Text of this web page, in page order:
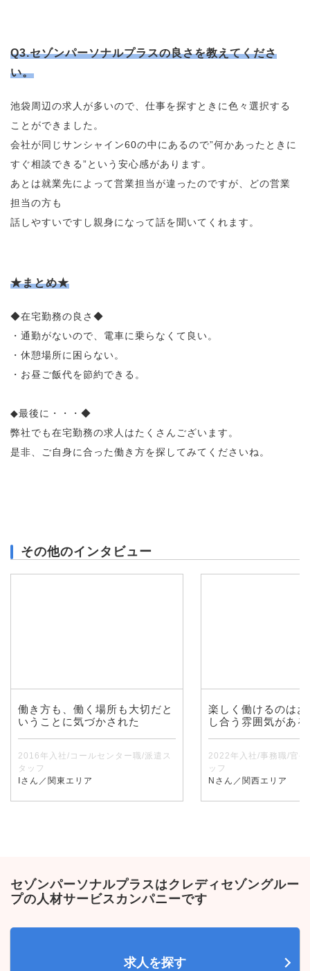
Q3.セゾンパーソナルプラスの良さを教えてくださ
い。
池袋周辺の求人が多いので、仕事を探すときに色々選択する
ことができました。
会社が同じサンシャイン60の中にあるので”何かあったときに
すぐ相談できる”という安心感があります。
あとは就業先によって営業担当が違ったのですが、どの営業
担当の方も
話しやすいですし親身になって話を聞いてくれます。
★まとめ★
◆在宅勤務の良さ◆
・通勤がないので、電車に乗らなくて良い。
・休憩場所に困らない。
・お昼ご飯代を節約できる。
◆最後に・・・◆
弊社でも在宅勤務の求人はたくさんございます。
是非、ご自身に合った働き方を探してみてくださいね。
その他のインタビュー
働き方も、働く場所も大切だと
いうことに気づかされた
2016年入社/コールセンター職/派遣ス
タッフ
Iさん／関東エリア
楽しく働けるのは
し合う雰囲気があ
2022年入社/事務職/官公
ッフ
Nさん／関西エリア
セゾンパーソナルプラスはクレディセゾングルー
プの人材サービスカンパニーです
求人を探す